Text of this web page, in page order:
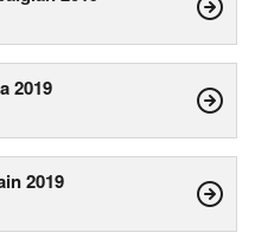
2019
2019